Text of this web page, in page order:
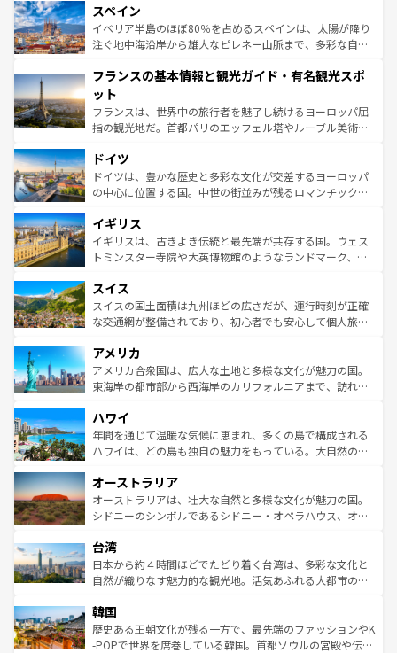
ろん、トスカーナの美しい田園風景やアマルフィ海岸の絶
景など、自然景観も見逃せない。観光の合間には、本場の
ピザやパスタなど、絶品のイタリア料理を堪能することも
ませてくれるイタリアで、忘れられない旅をしてみよう！
なお、新着のイタリア情報は
しい。
スペイン
イベリア半島のほぼ80％を占めるスペインは、太陽が降り
注ぐ地中海沿岸から雄大なピレネー山脈まで、多彩な自然
文化が根付くこの国では、情熱的なフラメンコ、熱気あふ
れる闘牛、そして美味しいタパスが生活の一部となってい
る。首都マドリードの洗練された雰囲気や、バルセロナの
アートに溢れた街角から、地方では古代ローマ遺跡や中世
せる。地方によって風土や気候が異なるスペインはその個
性で訪れる人を魅了する。 なお、新着のスペイン情報は コ
ンテンツ一覧を参照してほしい。
フランスの基本情報と観光ガイド・有名観光スポ
ット
フランスは、世界中の旅行者を魅了し続けるヨーロッパ屈
指の観光地だ。首都パリのエッフェル塔やルーブル美術館
で、幅広い魅力が詰まっている。華麗な宮殿、歴史的な大
聖堂、美しいビーチ、そして豊かな自然が、訪れる者を心
から魅了する。また、フランスは美食の国としても知ら
いる。シャンパンの発祥地であるランス、プロヴァンスの
香り高いラベンダー畑など、多彩な楽しみ方が可能だ。さ
らに、パリ以外の地域にも魅力が溢れており、どの街角に
れる地方に足を運ぶとそれぞれで全く異なる文化を体験で
きるだろう。 なお、新着のフランス情報はコンテンツ一覧
を参照してほしい。
ドイツ
ドイツは、豊かな歴史と多彩な文化が交差するヨーロッパ
の中心に位置する国。中世の街並みが残るロマンチック街
顔を持つこの国は、どこを歩いても飽きることがない。ベ
ルリンの文化的活気、バイエルン州のアルプスの絶景、そ
してライン川沿いのワイン畑といった風景は必見。ビール
は、お酒好きな人にはぜひ体験してほしい。 なお、新着の
ドイツ情報はコンテンツ一覧を参照してほしい。
イギリス
イギリスは、古きよき伝統と最先端が共存する国。ウェス
トミンスター寺院や大英博物館のようなランドマーク、歴
リアごとに異なる魅力がある。また、優雅なアフタヌーン
ティー、ビール好きにはたまらない英国パブ、サッカー観
戦など、本場だからこそできる体験も豊富。イギリスを旅
ンツ一覧を参照してほしい。
スイス
スイスの国土面積は九州ほどの広さだが、運行時刻が正確
な交通網が整備されており、初心者でも安心して個人旅行
の建物がそのまま残る町や、スイスならではのユニークな
博物館もあり、アルプス観光だけでなく町歩きも満喫する
ことができる。国民の所得が高いため物価も高いが、旅行
ば市内交通費無料で観光を楽しむこともできる。 なお、新
着のスイス情報はコンテンツ一覧 を参照してほしい。
アメリカ
アメリカ合衆国は、広大な土地と多様な文化が魅力の国。
東海岸の都市部から西海岸のカリフォルニアまで、訪れる
のような巨大都市は、観光、ショッピング、エンターテイ
ンメントが詰まった刺激的なスポットだ。一方、アメリカ
西部には大自然が広がり、グランドキャニオンやイエロー
部のニューオーリンズでは、音楽と美食が融合した独特の
文化が魅力。旅行者はアメリカの各地域で異なる魅力を楽
しみながら、その多様性と豊かな歴史を感じることができ
ならではの贅沢な旅のスタイルだ。 なお、新着のアメリカ
情報はコンテンツ一覧を参照してほしい。
ハワイ
年間を通じて温暖な気候に恵まれ、多くの島で構成される
ハワイは、どの島も独自の魅力をもっている。大自然の神
ワイ島は見逃せない。また、定番の観光地といえばオアフ
島だが、静かな自然を求めるならマウイ島やカウアイ島が
おすすめ。エメラルドグリーンに輝く海をはじめ、豊かな
れるおもてなしの心で訪れる人々を迎えてくれるハワイの
人々、おいしいローカルフードやハワイアンミュージッ
ク、伝統的なフラダンスなど、すべてがハワイの魅力を彩
ワイを、存分に味わってほしい。 なお、新着のハワイ情報
はコンテンツ一覧を参照してほしい。
オーストラリア
オーストラリアは、壮大な自然と多様な文化が魅力の国。
シドニーのシンボルであるシドニー・オペラハウス、オー
リアリーフや大陸中央部にそびえるウルル（エアーズロッ
ク）、タスマニアの美しい原生林やケアンズの熱帯雨林な
ど、見どころがたくさん。また、カフェやワイン、オージ
いる。アクティビティも充実しており、サーフィンやダイ
ビング、ハイキングなど、アウトドア好きにはたまらな
い。オーストラリアの多彩な魅力を存分に味わいつくそ
台湾
日本から約４時間ほどでたどり着く台湾は、多彩な文化と
自然が織りなす魅力的な観光地。活気あふれる大都市の台
ン）、静ひつな山岳地帯である台湾東部など、都市の喧騒
と山間の静けさが共存しており、訪れる人に新しい発見と
驚きをもたらしてくれる。また、奥深い台湾の食文化も魅
韓国
歴史ある王朝文化が残る一方で、最先端のファッションやK
-POPで世界を席巻している韓国。首都ソウルの宮殿や伝統